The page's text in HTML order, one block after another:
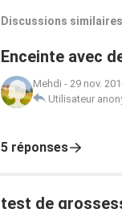
Discussions similaires
Enceinte avec
Mehdi - 29 nov.
Utilisateur
5 réponses
test de